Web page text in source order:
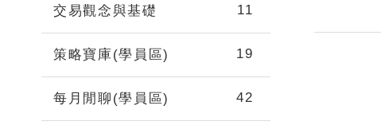
11
交易觀念與基礎
19
策略寶庫(學員區)
42
每月閒聊(學員區)